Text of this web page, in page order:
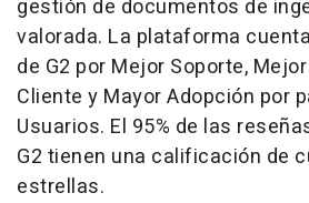
gestión de documentos de
valorada. La plataforma
de G2 por Mejor Soporte,
Cliente y Mayor Adopción por
Usuarios. El 95% de las
G2 tienen una calificación de
estrellas.